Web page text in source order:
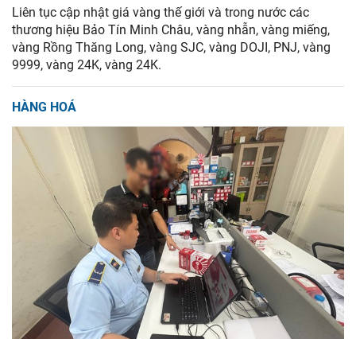
Liên tục cập nhật giá vàng thế giới và trong nước các
thương hiệu Bảo Tín Minh Châu, vàng nhẫn, vàng miếng,
vàng Rồng Thăng Long, vàng SJC, vàng DOJI, PNJ, vàng
9999, vàng 24K, vàng 24K.
HÀNG HOÁ